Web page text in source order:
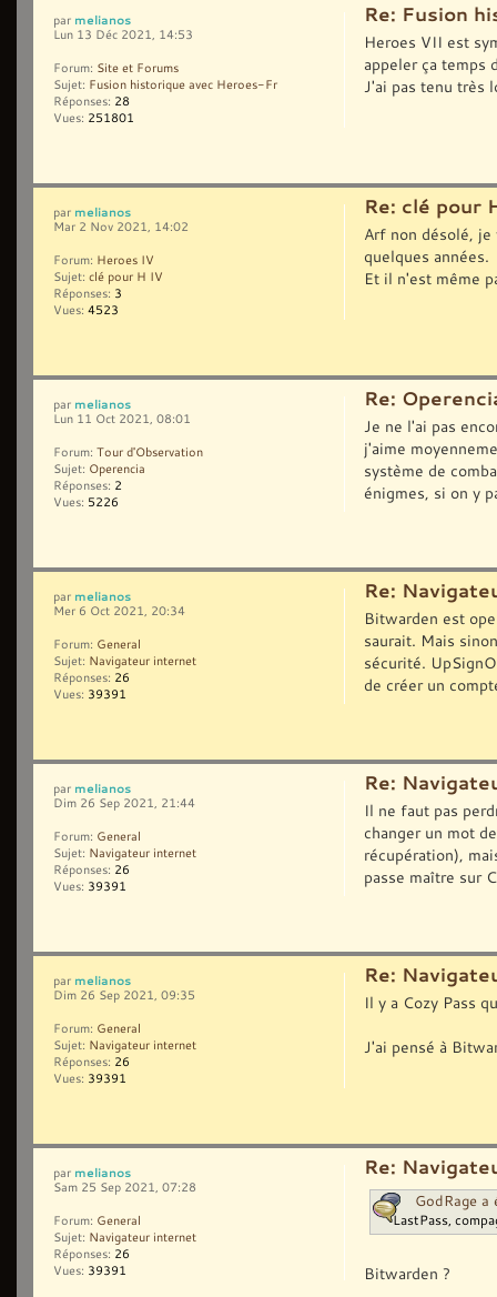
Re: Fusion
Heroes VII est
appeler ça temps
J'ai pas tenu très
par melianos
Lun 13 Déc 2021, 14:53
Forum: Site et Forums
Sujet: Fusion historique avec Heroes-Fr
Réponses: 28
Vues: 251801
Re: clé pour
Arf non désolé,
quelques années.
Et il n'est même
par melianos
Mar 2 Nov 2021, 14:02
Forum: Heroes IV
Sujet: clé pour H IV
Réponses: 3
Vues: 4523
Re:
Je ne l'ai pas
j'aime
système de
énigmes, si on y
par melianos
Lun 11 Oct 2021, 08:01
Forum: Tour d'Observation
Sujet: Operencia
Réponses: 2
Vues: 5226
Re:
Bitwarden est
saurait. Mais
sécurité.
de créer un
par melianos
Mer 6 Oct 2021, 20:34
Forum: General
Sujet: Navigateur internet
Réponses: 26
Vues: 39391
Re:
Il ne faut pas
changer un mot
récupération),
passe maître sur
par melianos
Dim 26 Sep 2021, 21:44
Forum: General
Sujet: Navigateur internet
Réponses: 26
Vues: 39391
Re:
Il y a Cozy Pass
J'ai pensé à
par melianos
Dim 26 Sep 2021, 09:35
Forum: General
Sujet: Navigateur internet
Réponses: 26
Vues: 39391
Re:
GodRage a
LastPass,
Bitwarden ?
par melianos
Sam 25 Sep 2021, 07:28
Forum: General
Sujet: Navigateur internet
Réponses: 26
Vues: 39391